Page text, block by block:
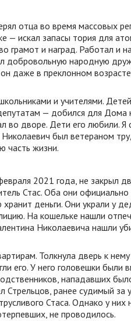
отца во время массовых
— искал запасы тория для
и наград. Работал и
добровольную народную
даже в преклонном
и учителями. Детей
— добился для Дома
во дворе. Дети его любили.
был ветераном
часть жизни.
2021 года, не закрыл
Стас. Оба они
деньги. Они украли у
На кошельке нашли
Николаевича нашли
Толкнула дверь к
его. У него головешки были
нападавших
ранее судимый за
Стаса. Однако у них
не проводилось.